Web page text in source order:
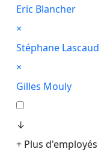
Eric Blancher
×
Stéphane Lascaud
×
Gilles Mouly
↓
+ Plus d'employés